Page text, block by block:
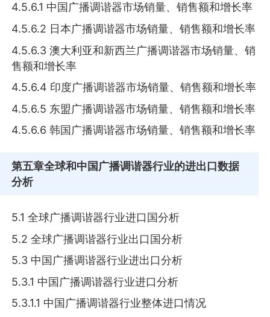
4.5.6.1 中国广播调谐器市场销量、销售额和增长率
4.5.6.2 日本广播调谐器市场销量、销售额和增长率
4.5.6.3 澳大利亚和新西兰广播调谐器市场销量、销
售额和增长率
4.5.6.4 印度广播调谐器市场销量、销售额和增长率
4.5.6.5 东盟广播调谐器市场销量、销售额和增长率
4.5.6.6 韩国广播调谐器市场销量、销售额和增长率
第五章全球和中国广播调谐器行业的进出口数据
分析
5.1 全球广播调谐器行业进口国分析
5.2 全球广播调谐器行业出口国分析
5.3 中国广播调谐器行业进出口分析
5.3.1 中国广播调谐器行业进口分析
5.3.1.1 中国广播调谐器行业整体进口情况